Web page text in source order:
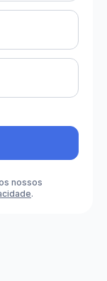
nossos
.